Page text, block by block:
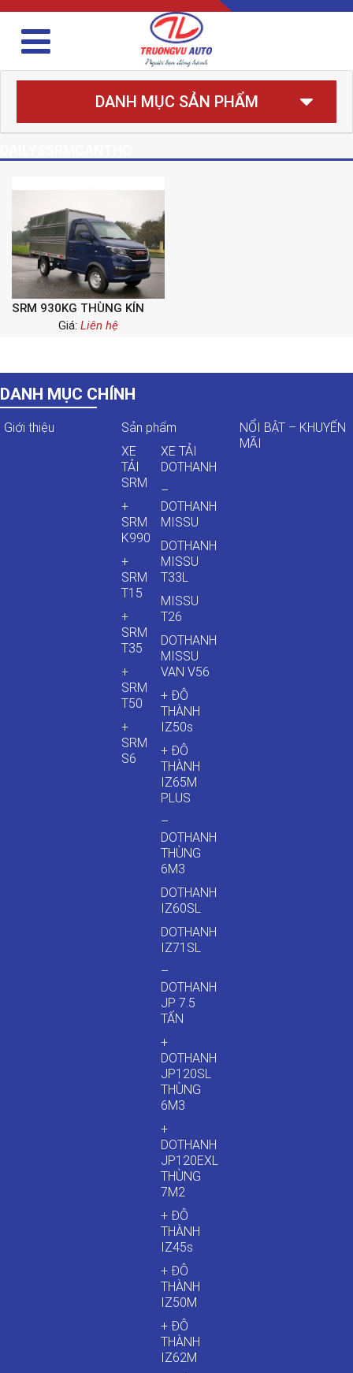
DANH MỤC SẢN PHẨM
SRM 930KG THÙNG KÍN
Giá: Liên hệ
DANH MỤC CHÍNH
Giới thiệu
Sản phẩm
XE
TẢI
SRM
+
SRM
K990
+
SRM
T15
+
SRM
T35
+
SRM
T50
+
SRM
S6
XE TẢI
DOTHANH
–
DOTHANH
MISSU
DOTHANH
MISSU
T33L
MISSU
T26
DOTHANH
MISSU
VAN V56
+ ĐÔ
THÀNH
IZ50s
+ ĐÔ
THÀNH
IZ65M
PLUS
–
DOTHANH
THÙNG
6M3
DOTHANH
IZ60SL
DOTHANH
IZ71SL
–
DOTHANH
JP 7.5
TẤN
+
DOTHANH
JP120SL
THÙNG
6M3
+
DOTHANH
JP120EXL
THÙNG
7M2
+ ĐÔ
THÀNH
IZ45s
+ ĐÔ
THÀNH
IZ50M
+ ĐÔ
THÀNH
IZ62M
NỔI BẬT – KHUYẾN
MÃI